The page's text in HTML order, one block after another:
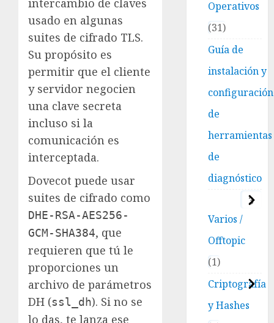
intercambio de claves
usado en algunas
suites de cifrado TLS.
Su propósito es
permitir que el cliente
y servidor negocien
una clave secreta
incluso si la
comunicación es
interceptada.
Dovecot puede usar
suites de cifrado como
DHE-RSA-AES256-
GCM-SHA384, que
requieren que tú le
proporciones un
archivo de parámetros
DH (ssl_dh). Si no se
lo das, te lanza ese
Operativos
31
Guía de
instalación y
configuración
de
herramientas
de
diagnóstico
3
Varios /
Offtopic
1
Criptografía
y Hashes